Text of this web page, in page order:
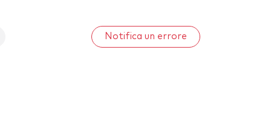
Notifica un errore